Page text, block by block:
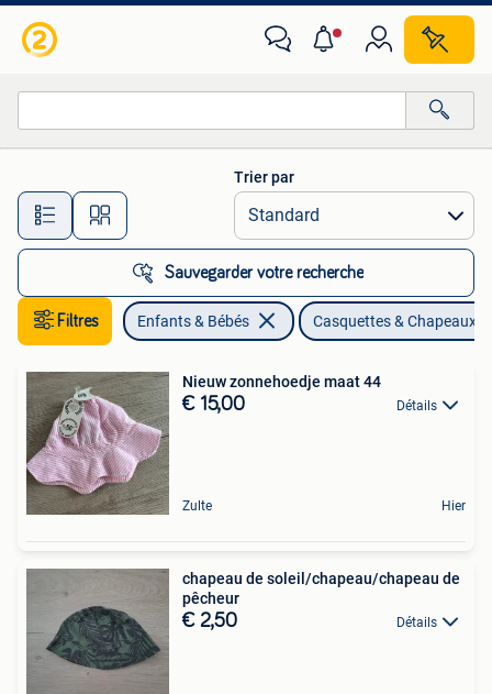
Toutes les distances…
Trier par
Sauvegarder votre recherche
Filtres Enfants & Bébés Casquettes & Chapeaux
Nieuw zonnehoedje maat 44
€ 15,00 Détails
Zulte Hier
chapeau de soleil/chapeau/chapeau de
pêcheur
€ 2,50 Détails